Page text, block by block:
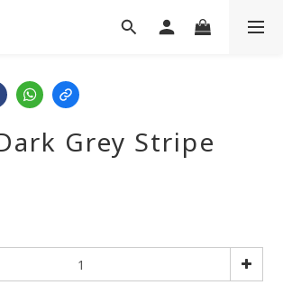
Grey Stripe